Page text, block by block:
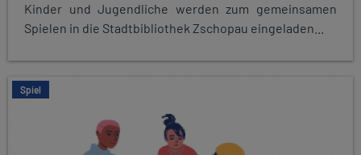
Kinder und Jugendliche werden zum gemeinsamen
Spielen in die Stadtbibliothek Zschopau eingeladen...
Spiel